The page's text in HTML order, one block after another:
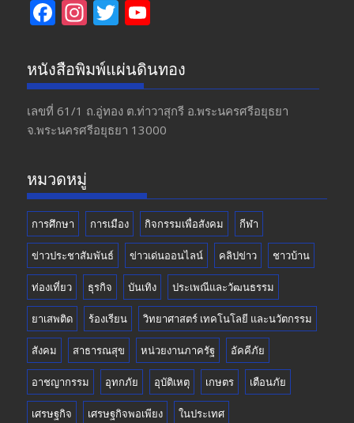
F
e
b
o
o
In
a
gr
a
m
T
itt
er
u
T
u
b
หนังสือพิมพ์แผ่นดินทอง
เลขที่ 61/1 ถ.อู่ทอง​ ต.​ท่าวาสุกรี​ อ.พระนครศรีอยุธยา​
จ.พระนครศรีอยุธยา 13000
หมวดหมู่
การศึกษา การเมือง กิจกรรมเพื่อสังคม กีฬา
ข่าวประชาสัมพันธ์ ข่าวเด่นออนไลน์ คลิปข่าว ชาวบ้าน
ท่องเที่ยว ธุรกิจ บันเทิง ประเพณีและวัฒนธรรม
ยาเสพติด ร้องเรียน วิทยาศาสตร์ เทคโนโลยี และนวัตกรรม
สังคม สาธารณสุข หน่วยงานภาครัฐ อัคคีภัย
อาชญากรรม อุทกภัย อุบัติเหตุ เกษตร เตือนภัย
เศรษฐกิจ เศรษฐกิจพอเพียง ในประเทศ